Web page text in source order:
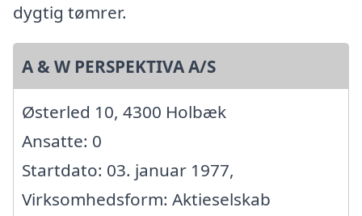
dygtig tømrer.
A & W PERSPEKTIVA A/S
Østerled 10, 4300 Holbæk
Ansatte: 0
Startdato: 03. januar 1977,
Virksomhedsform: Aktieselskab